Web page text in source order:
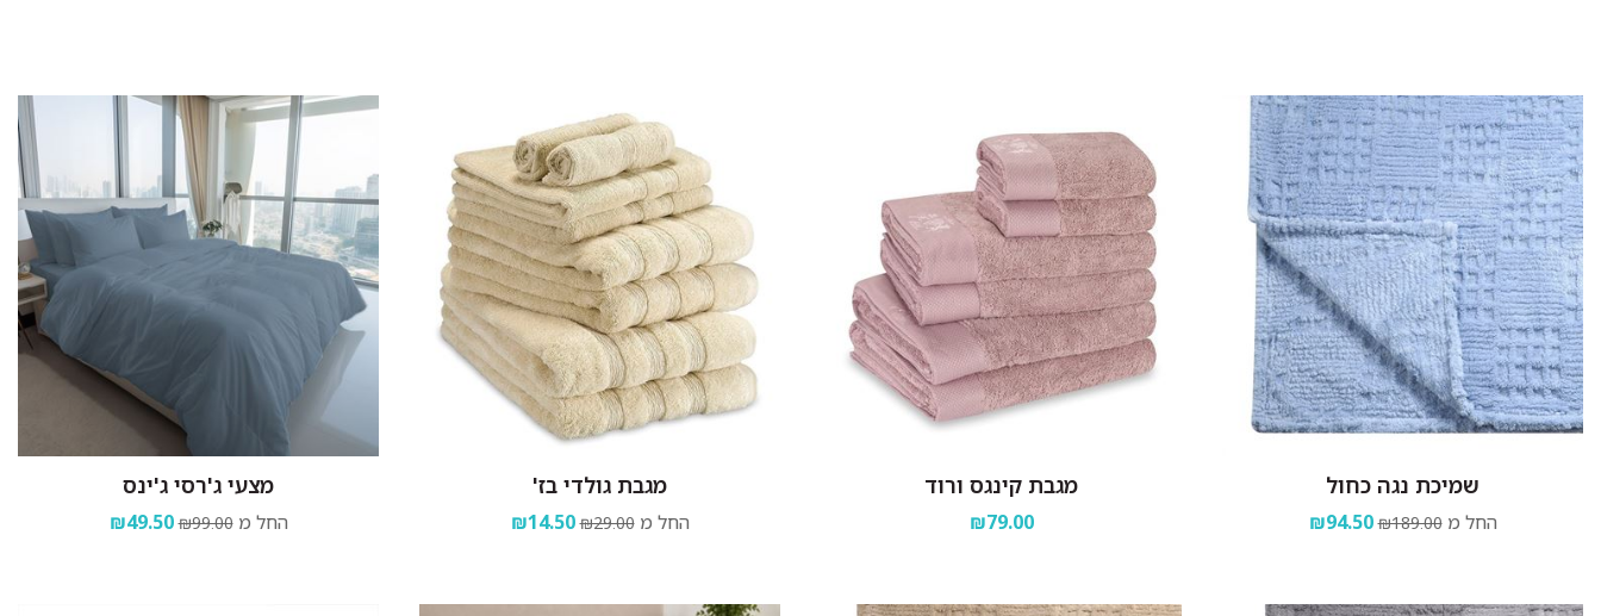
שמיכת נגה כחול
החל מ ₪189.00
₪94.50
מגבת קינגס ורוד
₪79.00
מגבת גולדי בז'
החל מ ₪29.00
₪14.50
מצעי ג'רסי ג'ינס
החל מ ₪99.00
₪49.50